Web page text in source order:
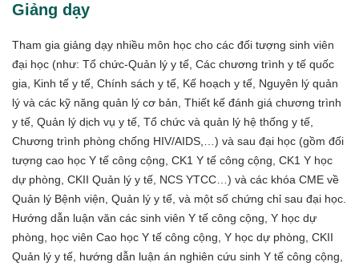
Giảng dạy
Tham gia giảng dạy nhiều môn học cho các đối tượng sinh viên
đại học (như: Tổ chức-Quản lý y tế, Các chương trình y tế quốc
gia, Kinh tế y tế, Chính sách y tế, Kế hoạch y tế, Nguyên lý quản
lý và các kỹ năng quản lý cơ bản, Thiết kế đánh giá chương trình
y tế, Quản lý dịch vụ y tế, Tổ chức và quản lý hệ thống y tế,
Chương trình phòng chống HIV/AIDS,…) và sau đại học (gồm đối
tượng cao học Y tế công cộng, CK1 Y tế công cộng, CK1 Y học
dự phòng, CKII Quản lý y tế, NCS YTCC…) và các khóa CME về
Quản lý Bệnh viện, Quản lý y tế, và một số chứng chỉ sau đại học.
Hướng dẫn luận văn các sinh viên Y tế công cộng, Y học dự
phòng, học viên Cao học Y tế công cộng, Y học dự phòng, CKII
Quản lý y tế, hướng dẫn luận án nghiên cứu sinh Y tế công cộng,